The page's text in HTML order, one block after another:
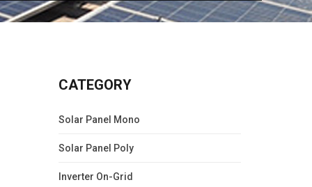
CATEGORY
Solar Panel Mono
Solar Panel Poly
Inverter On-Grid